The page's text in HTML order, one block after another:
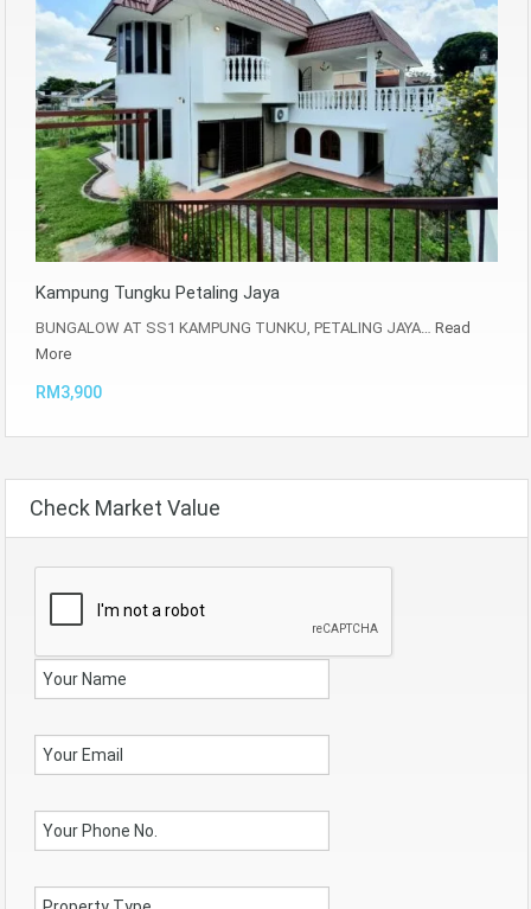
Kampung Tungku Petaling Jaya
BUNGALOW AT SS1 KAMPUNG TUNKU, PETALING JAYA… Read
More
RM3,900
Check Market Value